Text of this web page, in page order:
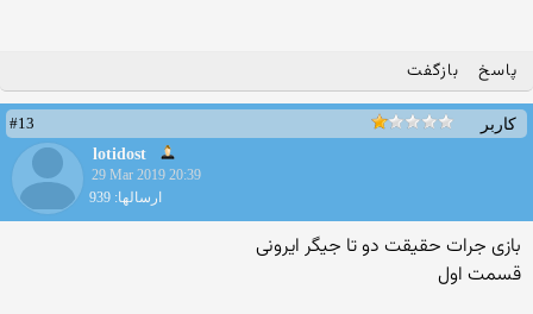
پاسخ بازگفت
کاربر
#13
lotidost
29 Mar 2019 20:39
ارسالها: 939
بازی جرات حقیقت دو تا جیگر ایرونی
قسمت اول